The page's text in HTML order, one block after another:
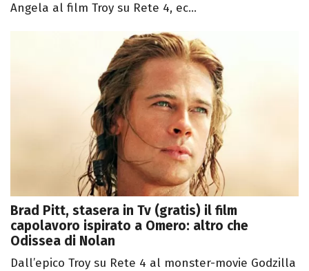
Angela al film Troy su Rete 4, ec...
Brad Pitt, stasera in Tv (gratis) il film
capolavoro ispirato a Omero: altro che
Odissea di Nolan
Dall’epico Troy su Rete 4 al monster-movie Godzilla